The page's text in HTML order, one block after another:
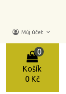
Můj účet keyboard_arrow_down
Košík
0
0 Kč